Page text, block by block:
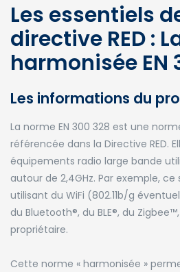
Les essentiels
directive RED :
harmonisée EN
Les informations du
La norme EN 300 328 est une
référencée dans la Directive RED.
équipements radio large bande
autour de 2,4GHz. Par exemple,
utilisant du WiFi (802.11b/g
du Bluetooth®, du BLE®, du
propriétaire.
Cette norme « harmonisée »